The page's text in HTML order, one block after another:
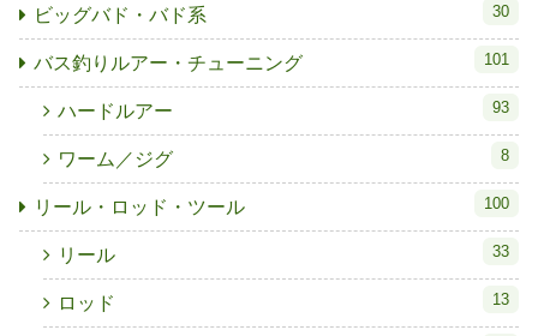
ビッグバド・バド系 30
バス釣りルアー・チューニング 101
ハードルアー 93
ワーム／ジグ 8
リール・ロッド・ツール 100
リール 33
ロッド 13